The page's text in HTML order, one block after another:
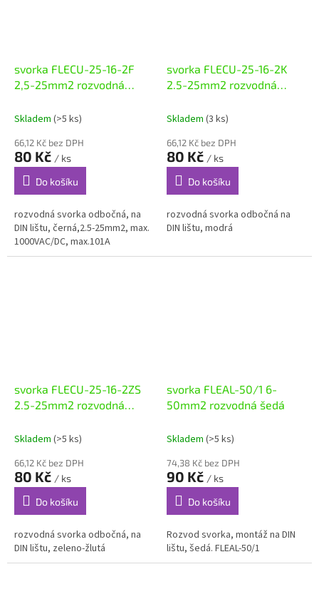
svorka FLECU-25-16-2F
2,5-25mm2 rozvodná
Skladem (>5 ks)
66,12 Kč bez DPH
80 Kč / ks
Do košíku
rozvodná svorka odbočná, na
DIN lištu, černá,2.5-25mm2, max.
1000VAC/DC, max.101A
svorka FLECU-25-16-2K
2.5-25mm2 rozvodná
Skladem (3 ks)
66,12 Kč bez DPH
80 Kč / ks
Do košíku
rozvodná svorka odbočná na
DIN lištu, modrá
svorka FLECU-25-16-2ZS
2.5-25mm2 rozvodná
Skladem (>5 ks)
66,12 Kč bez DPH
80 Kč / ks
Do košíku
rozvodná svorka odbočná, na
DIN lištu, zeleno-žlutá
svorka FLEAL-50/1 6-
50mm2 rozvodná šedá
Skladem (>5 ks)
74,38 Kč bez DPH
90 Kč / ks
Do košíku
Rozvod svorka, montáž na DIN
lištu, šedá. FLEAL-50/1